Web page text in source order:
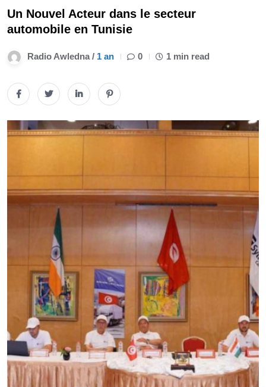
Un Nouvel Acteur dans le secteur
automobile en Tunisie
Radio Awledna / 1 an 0 1 min read